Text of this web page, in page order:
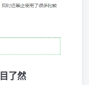
了然